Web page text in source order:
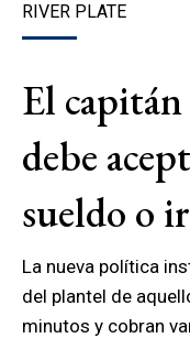
RIVER PLATE
El
debe
sueldo o
La nueva política
del plantel de
minutos y cobran